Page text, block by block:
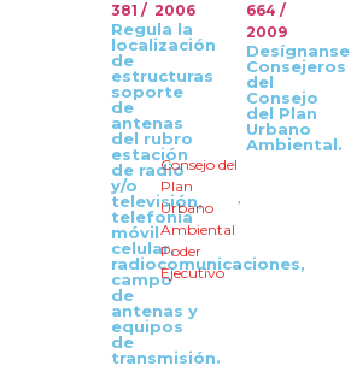
381 / 2006
Regula la
localización
de
estructuras
soporte
de
antenas
del rubro
estación
de radio
y/o
televisión,
telefonía
móvil
celular,
radiocomunicaciones,
campo
de
antenas y
equipos
de
transmisión.
664 /
2009
Desígnanse
Consejeros
del
Consejo
del Plan
Urbano
Ambiental.
Consejo del
Plan
Urbano
Ambiental
,
Poder
Ejecutivo
,